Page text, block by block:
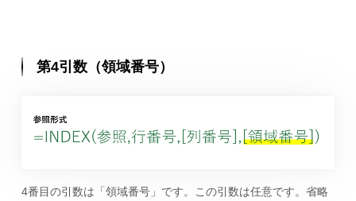
第4引数（領域番号）
4番目の引数は「領域番号」です。この引数は任意です。省略